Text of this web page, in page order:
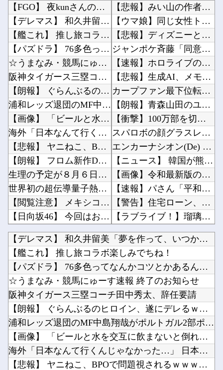
【FGO】 夜kunさんのモルガンイラスト！！ 蝶の羽好きです！
【デレマス】 和久井留美「夢を作って、いつか遊んで」
【艦これ】 推し旅コラボ楽しみでちね！
【パズドラ】 76多色ってなんかコツとかあるんかね 完全に並べきるには15秒では足りないわ
☆うまなみ・競馬にゅーす速報 終了のお知らせ
阪神タイガース三塁コーチ田中秀太、辞任要請
【朗報】 ぐらんぶるのヒロイン、遂にデレるｗｗｗｗ
浦和レッズ退団のMF中島翔哉がポルトガル2部ポルティモネンセ加入決定 4年ぶりの古巣復帰に
【画像】 「ビールと水を交互に飲まないと倒れるグラス」発売
海外「日本なんて行くんじゃなかった…」 日本を知ってしまったディズニー信者、帰国後『本家』...
【悲報】 ヤニねこ、BPOで問題視されるｗｗｗｗｗｗｗｗｗｗｗｗｗ
【朗報】 フロム新作Duskbloods、ネットワークテストキタ━━━━(゜∀゜)━━━━...
生理の予定が８月６日なんだけど７月２９日にドバッと鮮血でたから生理かな？って思ったのよね
世界初の超伝導量子熱機関…燃料もピストンもない量子エンジンが回った！
【閲覧注意】 メキシコの街中で生配信した結果…麻薬カルテルがやって来て、たった3秒で…（動...
【日向坂46】 今回はお手頃価格？日向坂46とBEAMSのコラボが決定！！
【にじさんじ】 クソガバアホアホ裁判にブチギレ魔女
【衝撃】 「かわいい虫」ランキング、ついに発表される
遠藤さくらちゃん、まさかの写真無しだったｗ【乃木坂46】
Powered by livedoor 相互RSS
【悲報】みい山の作者さん、なぜか消しまくる他
【ウマ娘】同じ女性トレーナーでも運命の対比が美しい…【スタブロ第63話】他
【悲報】ディズニーとUSJ、JKのダンス会場になってしまうｗｗｗｗｗ他
ジャンポケ斉藤「同意があったんです。本当です。信じて下さい」 ←何でこの主張が通らないの？...
【速報】ホロライブのVtuber、劇場版メイドインアビスの主題歌決定wwwwwwwwww他
【悲報】生成AI、メモリやSSDだけでなく「マザーボード」まで値上げさせてしまいそう他
カープファン最下位転落で2軍由宇球場の移転先を考え始める。他
【朗報】青森山田のユニフォームが涼しそうと大好評→高野連はどう出るｗｗｗ他
【衝撃】100万部を切ったジャンプが最強部数653万部を記録した時の週刊少年ジャンプの面子...
スパロボの顔グラスレ 誰？ってなるのもたまにあるよな他
エンカーナシオン(De) 25試合 .304(102-31) 6本 26打点 出塁率.31...
【ニュース】 韓国が熊本被災地に水を支援 ⇒ トイレの水にｗｗｗｗｗｗｗ他
【画像】令和最新版の宇垣美里さん←こう言うのでいいんだよが目一杯詰まってると話題にw w ...
【速報】パさん「平和を願う式典なのに防弾ガラスと防弾バッグSP」安倍元首相の悲劇や石破前首...
【警告】住宅ローン、ガチでヤバくなるぞ・・・・・他
【ラブライブ！】瑠璃乃とみおんのメスガキ対決【蓮ノ空】他
【注意喚起】電源タップの寿命の目安は3〜5年です他
KEIZ守山店「近日動きます！8月7日に重大告知！」→「8月7日は店休日とさせて頂きます」...
韓国人「悲報：FIFA会長にさえ2002年W杯で韓国が審判を買収していたと思われていた模様...
下手に水買うよりウォーターサーバー置いた方がよくね？他
【ホロライブ】シャインマスカットとかいう物体贈答品として優秀すぎるよな他
メキシコ最大級の麻薬カルテルのリーダーの情報提供で報奨金約39億円！他
【朗報】ぐらんぶるのヒロイン、デレる他
【アズールレーン】グッスマ上海「大鳳：プライベート・クォーターズVer.」フィギュア【原型...
【デレマス】 和久井留美「夢を作って、いつか遊んで」
【艦これ】 推し旅コラボ楽しみでちね！
【パズドラ】 76多色ってなんかコツとかあるんかね 完全に並...
☆うまなみ・競馬にゅーす速報 終了のお知らせ
阪神タイガース三塁コーチ田中秀太、辞任要請
【朗報】 ぐらんぶるのヒロイン、遂にデレるｗｗｗｗ
浦和レッズ退団のMF中島翔哉がポルトガル2部ポルティモネンセ...
【画像】 「ビールと水を交互に飲まないと倒れるグラス」発売
海外「日本なんて行くんじゃなかった…」 日本を知ってしまった...
【悲報】 ヤニねこ、BPOで問題視されるｗｗｗｗｗｗｗｗｗｗ...